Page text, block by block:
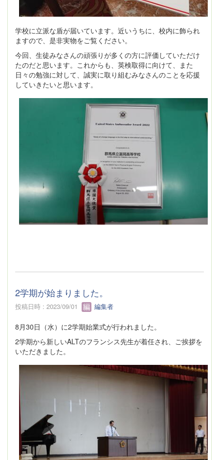
学校に立派な盾が届いています。近いうちに、校内に飾られ
ますので、是非実物をご覧ください。
今回、生徒みなさんの頑張りが多くの方に評価していただけ
たのだと思います。これからも、英検取得に向けて、また
日々の勉強に対して、誠実に取り組むみなさんのことを応援
していきたいと思います。
2学期が始まりました。
投稿日時 : 2023/09/01 編集者
8月30日（水）に2学期始業式が行われました。
2学期から新しいALTのフランシス先生が着任され、ご挨拶を
いただきました。